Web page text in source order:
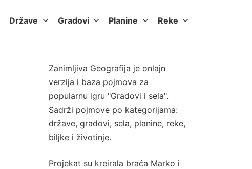
Države Gradovi Planine Reke
Zanimljiva Geografija je onlajn
verzija i baza pojmova za
popularnu igru "Gradovi i sela".
Sadrži pojmove po kategorijama:
države, gradovi, sela, planine, reke,
biljke i životinje.
Projekat su kreirala braća Marko i